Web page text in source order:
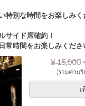
特別な時間をお楽しみく
サイド席確約！
常時間をお楽しみくださ
¥ 15,000
(รวมค่าบริ
เ